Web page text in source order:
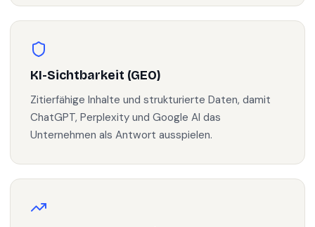
KI-Sichtbarkeit (GEO)
Zitierfähige Inhalte und strukturierte Daten, damit
ChatGPT, Perplexity und Google AI das
Unternehmen als Antwort ausspielen.